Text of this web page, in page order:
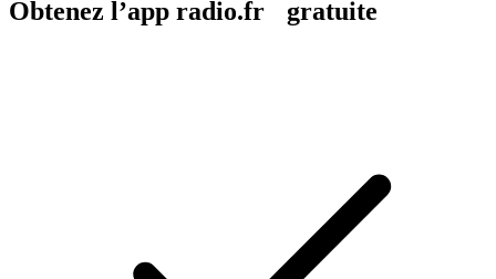
Obtenez l’app radio.fr gratuite